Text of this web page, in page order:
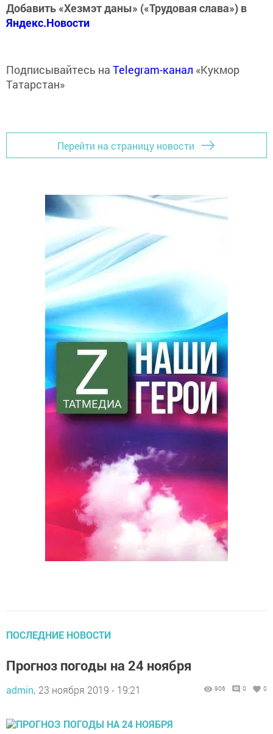
Добавить «Хезмэт даны» («Трудовая слава») в
Яндекс.Новости
Подписывайтесь на Telegram-канал «Кукмор
Татарстан»
Перейти на страницу новости
ПОСЛЕДНИЕ НОВОСТИ
Прогноз погоды на 24 ноября
admin, 23 ноября 2019 - 19:21 906 0 0